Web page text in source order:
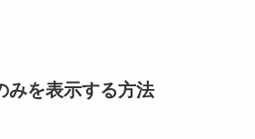
みを表示する方法